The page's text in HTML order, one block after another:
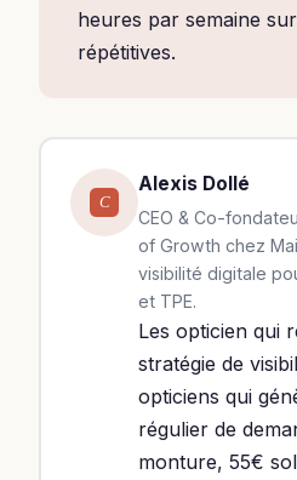
heures par semaine
répétitives.
C
Alexis Dollé
CEO & Co-
of Growth chez
visibilité digitale
et TPE.
Les opticien qui
stratégie de
opticiens qui
régulier de
monture, 55€